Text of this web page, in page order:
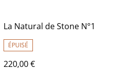
La Natural de Stone N°1
ÉPUISÉ
220,00 €